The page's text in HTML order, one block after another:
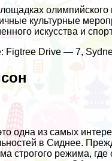
олимпийского
культурные
искусства и
Figtree Drive — 7,
одна из самых
в Сиднее.
строгого режима,